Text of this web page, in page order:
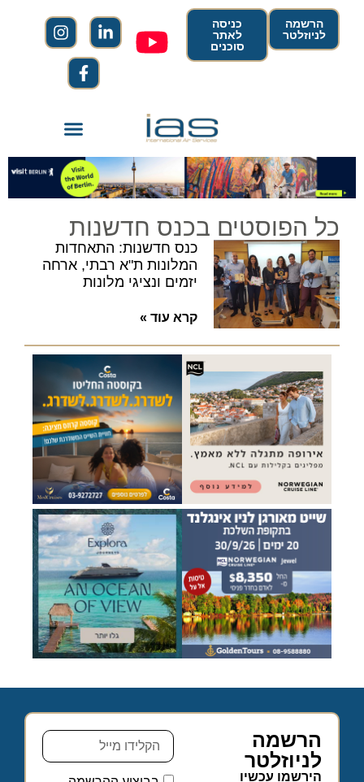
הרשמה
לניוזלטר
כניסה
לאתר
סוכנים
כל הפוסטים בכנס חדשנות
כנס חדשנות: התאחדות
המלונות ת"א רבתי, ארחה
יזמים ונציגי מלונות
קרא עוד »
הרשמה
לניוזלטר
הירשמו עכשיו